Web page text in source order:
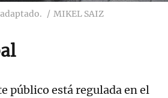
MIKEL SAIZ
público está regulada en el